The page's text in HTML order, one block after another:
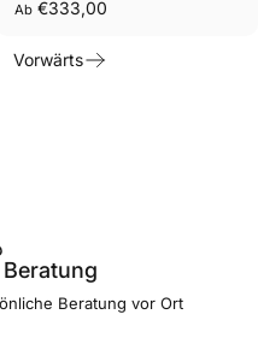
Ab €333,00
Vorwärts
Beratung vor Ort